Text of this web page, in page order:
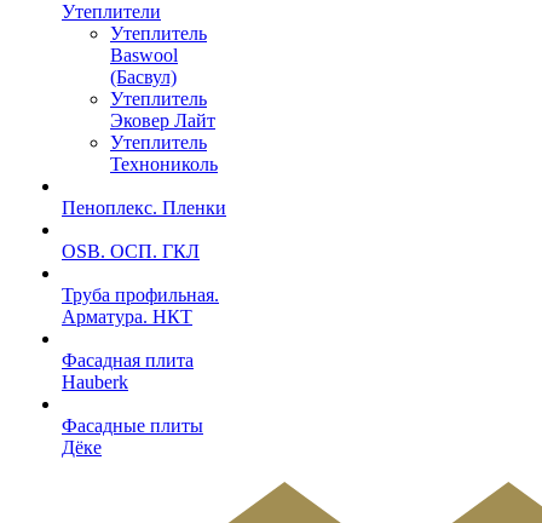
Утеплители
Утеплитель
Baswool
(Басвул)
Утеплитель
Эковер Лайт
Утеплитель
Технониколь
Пеноплекс. Пленки
OSB. ОСП. ГКЛ
Труба профильная.
Арматура. НКТ
Фасадная плита
Hauberk
Фасадные плиты
Дёке